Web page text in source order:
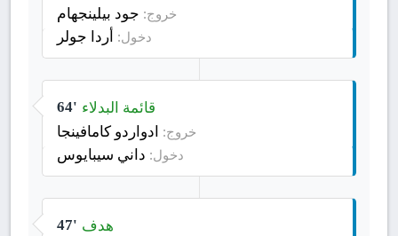
خروج: جود بيلينجهام
دخول: أردا جولر
64' قائمة البدلاء
خروج: ادواردو كامافينجا
دخول: داني سيبايوس
47' هدف